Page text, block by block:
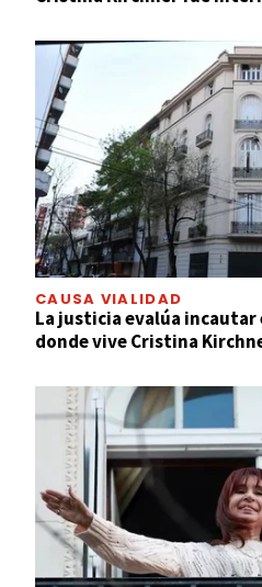
CAUSA VIALIDAD
La justicia evalúa
donde vive Cristina